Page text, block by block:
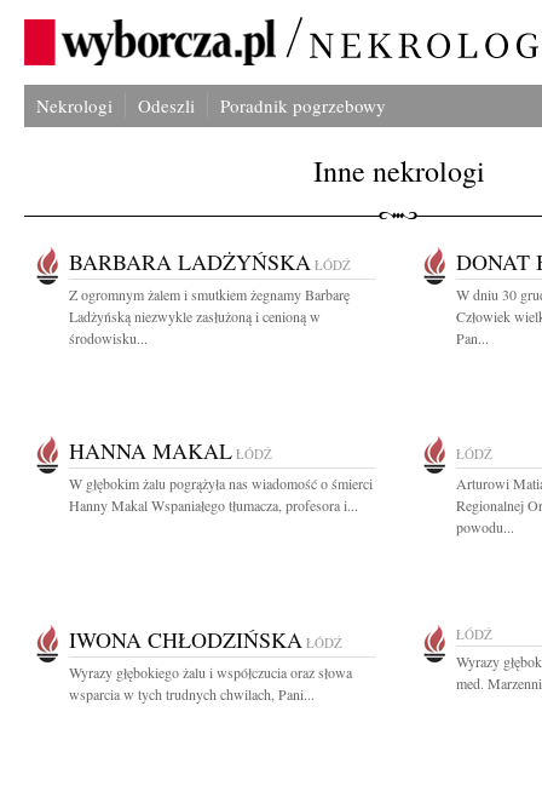
Nekrologi Odeszli Poradnik pogrzebowy
Inne nekrologi
BARBARA LADŻYŃSKA ŁÓDŹ
Z ogromnym żalem i smutkiem żegnamy Barbarę
Ladżyńską niezwykle zasłużoną i cenioną w
środowisku...
DONAT
W dniu 30
Człowiek
Pan...
HANNA MAKAL ŁÓDŹ
W głębokim żalu pogrążyła nas wiadomość o śmierci
Hanny Makal Wspaniałego tłumacza, profesora i...
ŁÓDŹ
Arturowi
Regionalnej
powodu...
IWONA CHŁODZIŃSKA ŁÓDŹ
Wyrazy głębokiego żalu i współczucia oraz słowa
wsparcia w tych trudnych chwilach, Pani...
ŁÓDŹ
Wyrazy
med.